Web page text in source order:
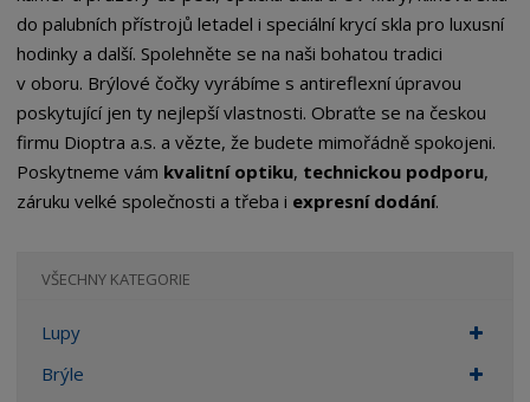
do palubních přístrojů letadel i speciální krycí skla pro luxusní
hodinky a další. Spolehněte se na naši bohatou tradici
v oboru. Brýlové čočky vyrábíme s antireflexní úpravou
poskytující jen ty nejlepší vlastnosti. Obraťte se na českou
firmu Dioptra a.s. a vězte, že budete mimořádně spokojeni.
Poskytneme vám kvalitní optiku, technickou podporu,
záruku velké společnosti a třeba i expresní dodání.
VŠECHNY KATEGORIE
Lupy
Brýle